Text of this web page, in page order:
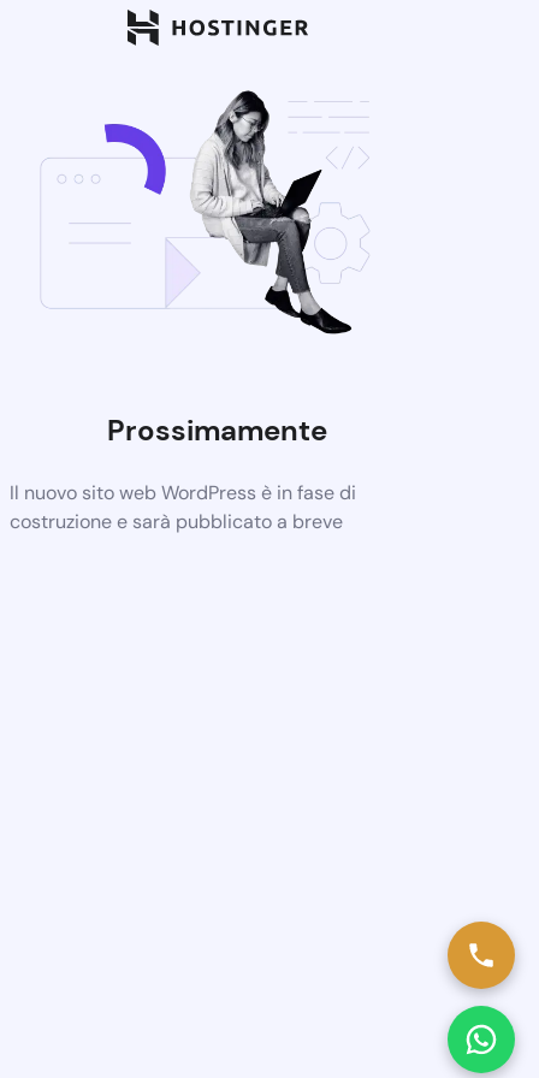
Prossimamente
Il nuovo sito web WordPress è in fase di
costruzione e sarà pubblicato a breve